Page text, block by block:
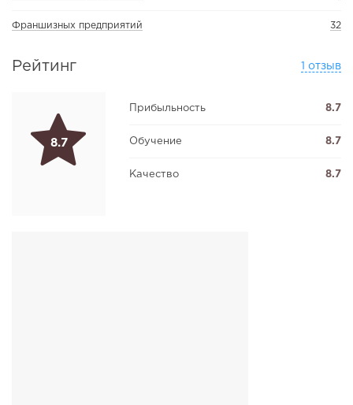
Франшизных предприятий 32
Рейтинг 1 отзыв
8.7
Прибыльность 8.7
Обучение 8.7
Качество 8.7